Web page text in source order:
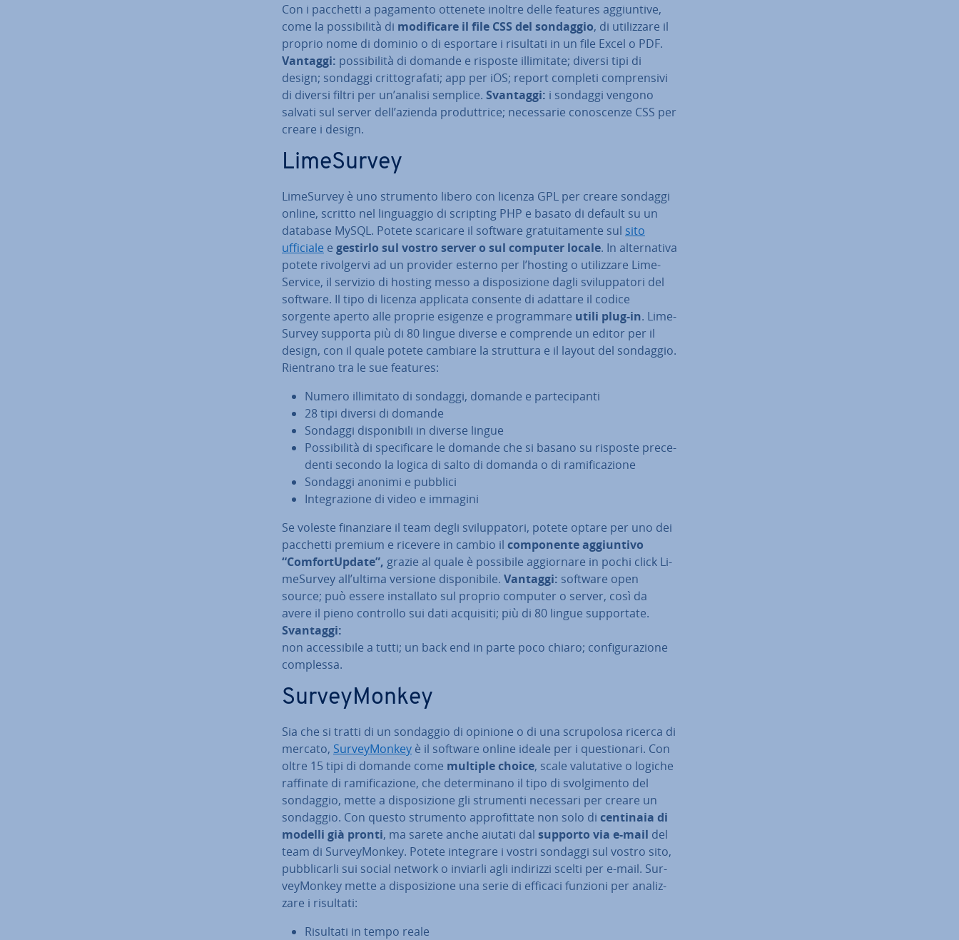
Con i pacchetti a pagamento ottenete inoltre delle features ag­giun­ti­ve,
come la pos­si­bi­li­tà di mo­di­fi­ca­re il file CSS del sondaggio, di uti­liz­za­re il
proprio nome di dominio o di esportare i risultati in un file Excel o PDF.
Vantaggi: pos­si­bi­li­tà di domande e risposte il­li­mi­ta­te; diversi tipi di
design; sondaggi crit­to­gra­fa­ti; app per iOS; report completi com­pren­si­vi
di diversi filtri per un’analisi semplice. Svantaggi: i sondaggi vengono
salvati sul server dell’azienda pro­dut­tri­ce; ne­ces­sa­rie co­no­scen­ze CSS per
creare i design.
Li­me­Sur­vey
Li­me­Sur­vey è uno strumento libero con licenza GPL per creare sondaggi
online, scritto nel lin­guag­gio di scripting PHP e basato di default su un
database MySQL. Potete scaricare il software gra­tui­ta­men­te sul sito
ufficiale e gestirlo sul vostro server o sul computer locale. In al­ter­na­ti­va
potete ri­vol­ger­vi ad un provider esterno per l’hosting o uti­liz­za­re Li­me­
Ser­vi­ce, il servizio di hosting messo a di­spo­si­zio­ne dagli svi­lup­pa­to­ri del
software. Il tipo di licenza applicata consente di adattare il codice
sorgente aperto alle proprie esigenze e pro­gram­ma­re utili plug-in. Li­me­
Sur­vey supporta più di 80 lingue diverse e comprende un editor per il
design, con il quale potete cambiare la struttura e il layout del sondaggio.
Rientrano tra le sue features:
Numero il­li­mi­ta­to di sondaggi, domande e par­te­ci­pan­ti
28 tipi diversi di domande
Sondaggi di­spo­ni­bi­li in diverse lingue
Pos­si­bi­li­tà di spe­ci­fi­ca­re le domande che si basano su risposte pre­ce­
den­ti secondo la logica di salto di domanda o di ra­mi­fi­ca­zio­ne
Sondaggi anonimi e pubblici
In­te­gra­zio­ne di video e immagini
Se voleste fi­nan­zia­re il team degli svi­lup­pa­to­ri, potete optare per uno dei
pacchetti premium e ricevere in cambio il com­po­nen­te ag­giun­ti­vo
“Com­for­tUp­da­te”, grazie al quale è possibile ag­gior­na­re in pochi click Li­
me­Sur­vey all’ultima versione di­spo­ni­bi­le. Vantaggi: software open
source; può essere in­stal­la­to sul proprio computer o server, così da
avere il pieno controllo sui dati acquisiti; più di 80 lingue sup­por­ta­te.
Svantaggi:
non ac­ces­si­bi­le a tutti; un back end in parte poco chiaro; con­fi­gu­ra­zio­ne
complessa.
Sur­vey­Mon­key
Sia che si tratti di un sondaggio di opinione o di una scru­po­lo­sa ricerca di
mercato, Sur­vey­Mon­key è il software online ideale per i que­stio­na­ri. Con
oltre 15 tipi di domande come multiple choice, scale va­lu­ta­ti­ve o logiche
raffinate di ra­mi­fi­ca­zio­ne, che de­ter­mi­na­no il tipo di svol­gi­men­to del
sondaggio, mette a di­spo­si­zio­ne gli strumenti necessari per creare un
sondaggio. Con questo strumento ap­pro­fit­ta­te non solo di centinaia di
modelli già pronti, ma sarete anche aiutati dal supporto via e-mail del
team di Sur­vey­Mon­key. Potete integrare i vostri sondaggi sul vostro sito,
pub­bli­car­li sui social network o inviarli agli indirizzi scelti per e-mail. Sur­
vey­Mon­key mette a di­spo­si­zio­ne una serie di efficaci funzioni per ana­liz­
za­re i risultati:
Risultati in tempo reale